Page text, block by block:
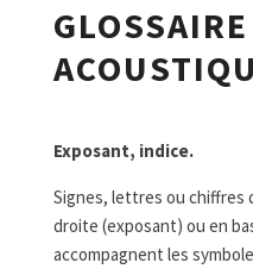
GLOSSAIRE
Exposant, indice.
Signes, lettres ou chiffres
droite (exposant) ou en
accompagnent les